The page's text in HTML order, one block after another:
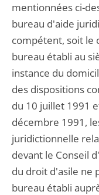
mentionnées ci-
bureau d'aide
compétent, soit le
bureau établi au
instance du
des dispositions
du 10 juillet 1991
décembre 1991,
juridictionnelle
devant le Conseil
du droit d'asile ne
bureau établi